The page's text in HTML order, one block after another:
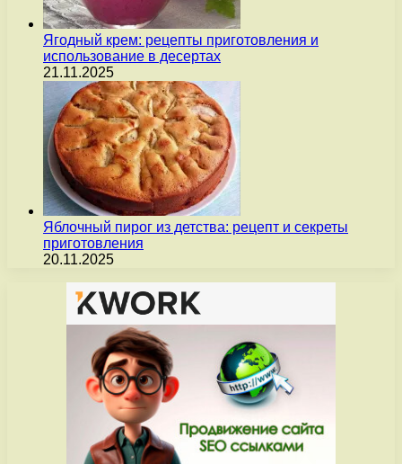
Ягодный крем: рецепты приготовления и
использование в десертах
21.11.2025
Яблочный пирог из детства: рецепт и секреты
приготовления
20.11.2025